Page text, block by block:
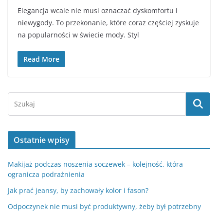
Elegancja wcale nie musi oznaczać dyskomfortu i
niewygody. To przekonanie, które coraz częściej zyskuje
na popularności w świecie mody. Styl
Read More
Ostatnie wpisy
Makijaż podczas noszenia soczewek – kolejność, która
ogranicza podrażnienia
Jak prać jeansy, by zachowały kolor i fason?
Odpoczynek nie musi być produktywny, żeby był potrzebny